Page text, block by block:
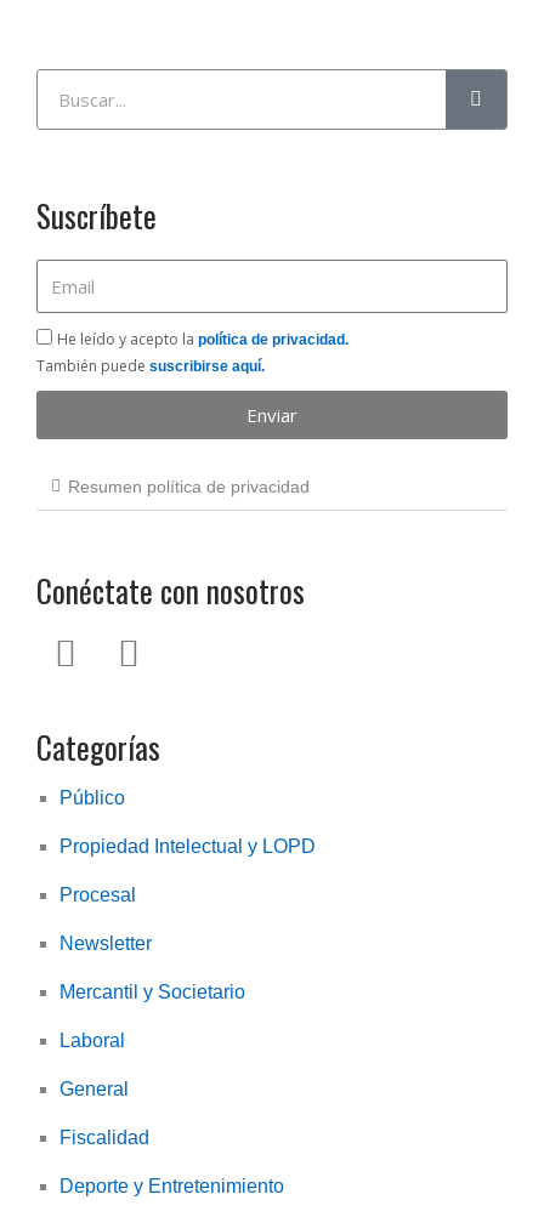
Suscríbete
He
leído
y
la
de
He leído y acepto la política de privacidad.
También puede suscribirse aquí.
Enviar
Resumen política de privacidad
Conéctate con nosotros
L
n
k
e
d
n
T
i
t
e
r
Categorías
Público
Propiedad Intelectual y LOPD
Procesal
Newsletter
Mercantil y Societario
Laboral
General
Fiscalidad
Deporte y Entretenimiento